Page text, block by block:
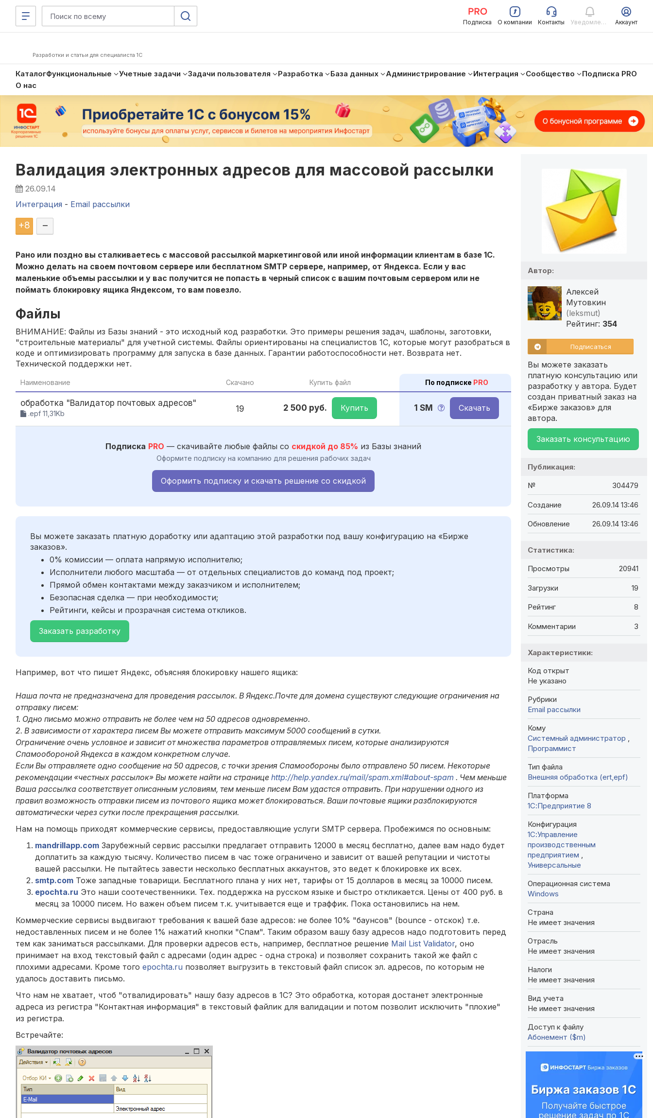
Подписка О компании Контакты Уведомления Аккаунт
Разработки и статьи для специалиста 1С
КаталогФункциональные Учетные задачи Задачи пользователя Разработка База данных Администрирование Интеграция Сообщество
Подписка PRO
О нас
Валидация электронных адресов для массовой рассылки
26.09.14
Интеграция - Email рассылки
+8 –
Рано или поздно вы сталкиваетесь с массовой рассылкой маркетинговой или иной информации клиентам в базе 1С.
Можно делать на своем почтовом сервере или бесплатном SMTP сервере, например, от Яндекса. Если у вас
маленькие объемы рассылки и у вас получится не попасть в черный список с вашим почтовым сервером или не
поймать блокировку ящика Яндексом, то вам повезло.
Файлы
ВНИМАНИЕ: Файлы из Базы знаний - это исходный код разработки. Это примеры решения задач, шаблоны, заготовки,
"строительные материалы" для учетной системы. Файлы ориентированы на специалистов 1С, которые могут разобраться в
коде и оптимизировать программу для запуска в базе данных. Гарантии работоспособности нет. Возврата нет.
Технической поддержки нет.
Наименование Скачано Купить файл По подписке PRO
обработка "Валидатор почтовых адресов"
.epf 11,31Kb 19 2 500 руб. Купить 1 SM Скачать
Подписка PRO — скачивайте любые файлы со скидкой до 85% из Базы знаний
Оформите подписку на компанию для решения рабочих задач
Оформить подписку и скачать решение со скидкой
Вы можете заказать платную доработку или адаптацию этой разработки под вашу конфигурацию на «Бирже
заказов».
0% комиссии — оплата напрямую исполнителю;
Исполнители любого масштаба — от отдельных специалистов до команд под проект;
Прямой обмен контактами между заказчиком и исполнителем;
Безопасная сделка — при необходимости;
Рейтинги, кейсы и прозрачная система откликов.
Заказать разработку
Например, вот что пишет Яндекс, объясняя блокировку нашего ящика:
Наша почта не предназначена для проведения рассылок. В Яндекс.Почте для домена существуют следующие ограничения на
отправку писем:
1. Одно письмо можно отправить не более чем на 50 адресов одновременно.
2. В зависимости от характера писем Вы можете отправить максимум 5000 сообщений в сутки.
Ограничение очень условное и зависит от множества параметров отправляемых писем, которые анализируются
Спамообороной Яндекса в каждом конкретном случае.
Если Вы отправляете одно сообщение на 50 адресов, с точки зрения Спамообороны было отправлено 50 писем. Некоторые
рекомендации «честных рассылок» Вы можете найти на странице http://help.yandex.ru/mail/spam.xml#about-spam . Чем меньше
Ваша рассылка соответствует описанным условиям, тем меньше писем Вам удастся отправить. При нарушении одного из
правил возможность отправки писем из почтового ящика может блокироваться. Ваши почтовые ящики разблокируются
автоматически через сутки после прекращения рассылки.
Нам на помощь приходят коммерческие сервисы, предоставляющие услуги SMTP сервера. Пробежимся по основным:
mandrillapp.com Зарубежный сервис рассылки предлагает отправить 12000 в месяц бесплатно, далее вам надо будет
доплатить за каждую тысячу. Количество писем в час тоже ограничено и зависит от вашей репутации и чистоты
вашей рассылки. Не пытайтесь завести несколько бесплатных аккаунтов, это ведет к блокировке их всех.
smtp.com Тоже западные товарищи. Бесплатного плана у них нет, тарифы от 15 долларов в месяц за 10000 писем.
epochta.ru Это наши соотечественники. Тех. поддержка на русском языке и быстро откликается. Цены от 400 руб. в
месяц за 10000 писем. Но важен объем писем т.к. учитывается еще и траффик. Пока остановились на нем.
Коммерческие сервисы выдвигают требования к вашей базе адресов: не более 10% "баунсов" (bounce - отскок) т.е.
недоставленных писем и не более 1% нажатий кнопки "Спам". Таким образом вашу базу адресов надо подготовить перед
тем как заниматься рассылками. Для проверки адресов есть, например, бесплатное решение Mail List Validator, оно
принимает на вход текстовый файл с адресами (один адрес - одна строка) и позволяет сохранить такой же файл с
плохими адресами. Кроме того epochta.ru позволяет выгрузить в текстовый файл список эл. адресов, по которым не
удалось доставить письмо.
Что нам не хватает, чтоб "отвалидировать" нашу базу адресов в 1С? Это обработка, которая достанет электронные
адреса из регистра "Контактная информация" в текстовый файлик для валидации и потом позволит исключить "плохие"
из регистра.
Встречайте:
Автор:
Алексей
Мутовкин
(leksmut)
Рейтинг: 354
Подписаться
Вы можете заказать
платную консультацию или
разработку у автора. Будет
создан приватный заказ на
«Бирже заказов» для
автора.
Заказать консультацию
Публикация:
№ 304479
Создание 26.09.14 13:46
Обновление 26.09.14 13:46
Статистика:
Просмотры 20941
Загрузки 19
Рейтинг 8
Комментарии 3
Характеристики:
Код открыт
Не указано
Рубрики
Email рассылки
Кому
Системный администратор
Программист
Тип файла
Внешняя обработка (ert,epf)
Платформа
1С:Предприятие 8
Конфигурация
1С:Управление
производственным
предприятием
Универсальные
Операционная система
Windows
Страна
Не имеет значения
Отрасль
Не имеет значения
Налоги
Не имеет значения
Вид учета
Не имеет значения
Доступ к файлу
Абонемент ($m)